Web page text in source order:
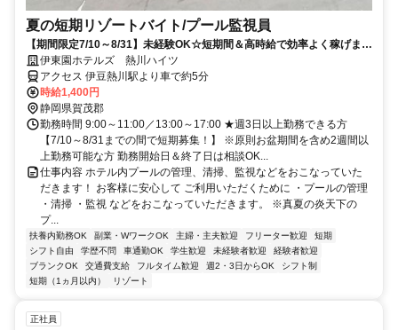
夏の短期リゾートバイト/プール監視員
【期間限定7/10～8/31】未経験OK☆短期間＆高時給で効率よく稼げます
♪
伊東園ホテルズ 熱川ハイツ
アクセス 伊豆熱川駅より車で約5分
時給1,400円
静岡県賀茂郡
勤務時間 9:00～11:00／13:00～17:00 ★週3日以上勤務できる方
【7/10～8/31までの間で短期募集！】 ※原則お盆期間を含め2週間以
上勤務可能な方 勤務開始日＆終了日は相談OK...
仕事内容 ホテル内プールの管理、清掃、監視などをおこなっていた
だきます！ お客様に安心して ご利用いただくために ・プールの管理
・清掃 ・監視 などをおこなっていただきます。 ※真夏の炎天下の
プ...
扶養内勤務OK 副業・WワークOK 主婦・主夫歓迎 フリーター歓迎
短期
シフト自由
学歴不問 車通勤OK 学生歓迎 未経験者歓迎
経験者歓迎
ブランクOK
交通費支給 フルタイム歓迎 週2・3日からOK
シフト制
短期（1ヵ月以内）
リゾート
正社員